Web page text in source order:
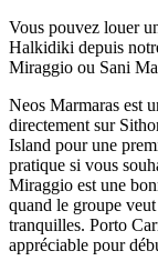
Vous pouvez louer
Halkidiki depuis
Miraggio ou Sani
Neos Marmaras est
directement sur
Island pour une
pratique si vous
Miraggio est une
quand le groupe
tranquilles. Porto
appréciable pour